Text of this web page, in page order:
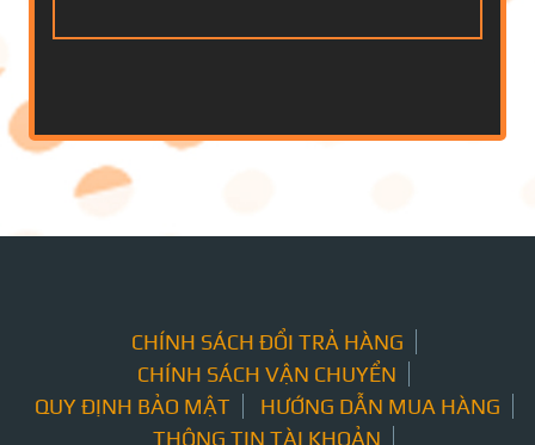
CHÍNH SÁCH ĐỔI TRẢ HÀNG
CHÍNH SÁCH VẬN CHUYỂN
QUY ĐỊNH BẢO MẬT
HƯỚNG DẪN MUA HÀNG
THÔNG TIN TÀI KHOẢN